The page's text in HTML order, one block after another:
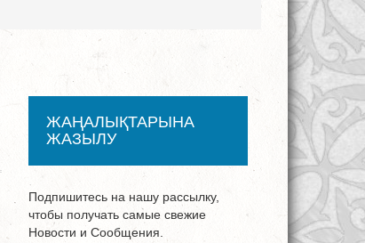
ЖАҢАЛЫҚТАРЫНА
ЖАЗЫЛУ
Подпишитесь на нашу рассылку,
чтобы получать самые свежие
Новости и Сообщения.